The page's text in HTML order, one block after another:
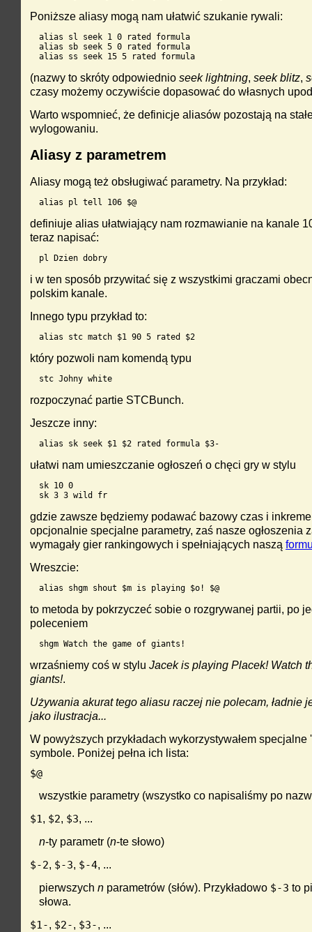
Poniższe aliasy mogą nam ułatwić szukanie rywali:
alias sl seek 1 0 rated formula
alias sb seek 5 0 rated formula
alias ss seek 15 5 rated formula
(nazwy to skróty odpowiednioseek lightning,seek blitz,
czasy możemy oczywiście dopasować do własnych
Warto wspomnieć, że definicje aliasów pozostają na
wylogowaniu.
Aliasy z parametrem
Aliasy mogą też obsługiwać parametry. Na przykład:
alias pl tell 106 $@
definiuje alias ułatwiający nam rozmawianie na kanale
teraz napisać:
pl Dzien dobry
i w ten sposób przywitać się z wszystkimi graczami
polskim kanale.
Innego typu przykład to:
alias stc match $1 90 5 rated $2
który pozwoli nam komendą typu
stc Johny white
rozpoczynać partie STCBunch.
Jeszcze inny:
alias sk seek $1 $2 rated formula $3-
ułatwi nam umieszczanie ogłoszeń o chęci gry w stylu
sk 10 0
sk 3 3 wild fr
gdzie zawsze będziemy podawać bazowy czas i
opcjonalnie specjalne parametry, zaś nasze ogłoszenia
wymagały gier rankingowych i spełniających naszą
Wreszcie:
alias shgm shout $m is playing $o! $@
to metoda by pokrzyczeć sobie o rozgrywanej partii, po
poleceniem
shgm Watch the game of giants!
wrzaśniemy coś w styluJacek is playing Placek! Watch
giants!.
Używania akurat tego aliasu raczej nie polecam, ładnie
jako ilustracja...
W powyższych przykładach wykorzystywałem specjalne
symbole. Poniżej pełna ich lista:
$@
wszystkie parametry (wszystko co napisaliśmy po
$1, $2, $3, ...
n-ty parametr (n-te słowo)
$-2, $-3, $-4, ...
pierwszychn parametrów (słów). Przykładowo $-3 to
słowa.
$1-, $2-, $3-, ...